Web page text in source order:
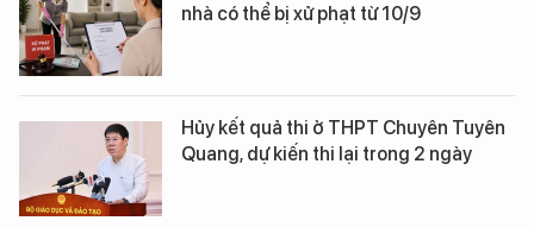
nhà có thể bị xử phạt từ 10/9
Hủy kết quả thi ở THPT Chuyên Tuyên
Quang, dự kiến thi lại trong 2 ngày